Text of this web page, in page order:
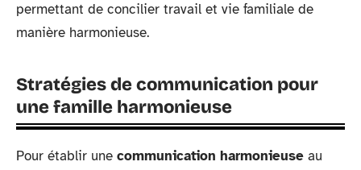
permettant de concilier travail et vie familiale de
manière harmonieuse.
Stratégies de communication pour
une famille harmonieuse
Pour établir une communication harmonieuse au